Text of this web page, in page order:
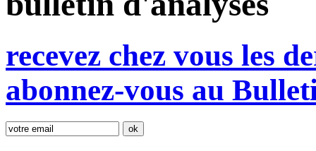
recevez chez vous les
abonnez-vous au